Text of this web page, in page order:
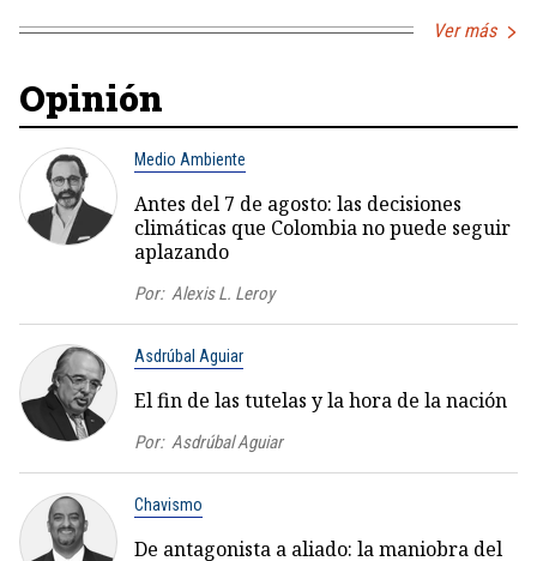
Ver más
Opinión
Medio Ambiente
Antes del 7 de agosto: las decisiones
climáticas que Colombia no puede seguir
aplazando
Por: Alexis L. Leroy
Asdrúbal Aguiar
El fin de las tutelas y la hora de la nación
Por: Asdrúbal Aguiar
Chavismo
De antagonista a aliado: la maniobra del